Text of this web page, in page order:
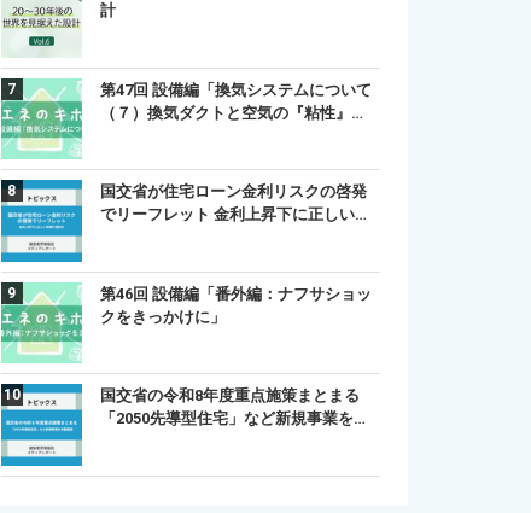
計
第47回 設備編「換気システムについて
（７）換気ダクトと空気の『粘性』…
国交省が住宅ローン金利リスクの啓発
でリーフレット 金利上昇下に正しい…
第46回 設備編「番外編：ナフサショッ
クをきっかけに」
国交省の令和8年度重点施策まとまる
「2050先導型住宅」など新規事業を…